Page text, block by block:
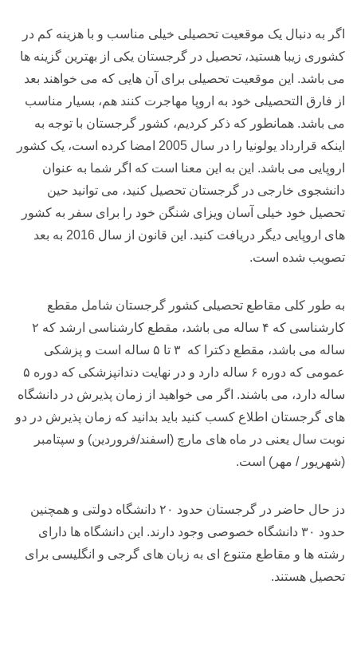
اگر به دنبال یک موقعیت تحصیلی خیلی مناسب و با هزینه کم در
کشوری زیبا هستید، تحصیل در گرجستان یکی از بهترین گزینه ها
می باشد. این موقعیت تحصیلی برای آن هایی که می خواهند بعد
از فارق التحصیلی خود به اروپا مهاجرت کنند هم، بسیار مناسب
می باشد. همانطور که ذکر کردیم، کشور گرجستان با توجه به
اینکه قرارداد یولونیا را در سال 2005 امضا کرده است، یک کشور
اروپایی می باشد. این به این معنا است که اگر شما به عنوان
دانشجوی خارجی در گرجستان تحصیل کنید، می توانید حین
تحصیل خود خیلی آسان ویزای شنگن خود را برای سفر به کشور
های اروپایی دیگر دریافت کنید. این قانون از سال 2016 به بعد
تصویب شده است.
به طور کلی مقاطع تحصیلی کشور گرجستان شامل مقطع
کارشناسی که ۴ ساله می باشد، مقطع کارشناسی ارشد که ۲
ساله می باشد، مقطع دکترا که ۳ تا ۵ ساله است و پزشکی
عمومی که دوره ۶ ساله دارد و در نهایت دندانپزشکی که دوره ۵
ساله دارد، می باشند. اگر می خواهید از زمان پذیرش در دانشگاه
های گرجستان اطلاع کسب کنید باید بدانید که زمان پذیرش در دو
نوبت سال یعنی در ماه های مارچ (اسفند/فروردین) و سپتامبر
(شهریور / مهر) است.
دز حال حاضر در گرجستان حدود ۲۰ دانشگاه دولتی و همچنین
حدود ۳۰ دانشگاه خصوصی وجود دارند. این دانشگاه ها دارای
رشته ها و مقاطع متنوع ای به زبان های گرجی و انگلیسی برای
تحصیل هستند.